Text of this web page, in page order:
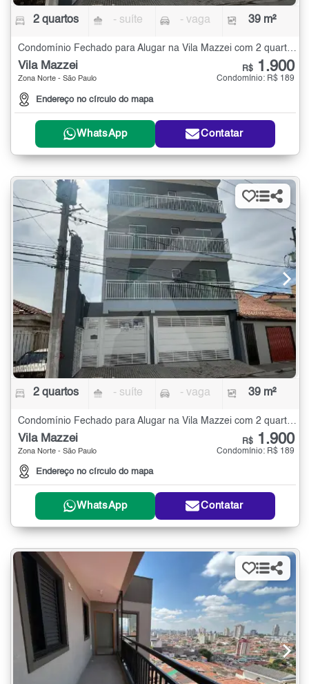
2 quartos - suíte - vaga 39 m²
Condomínio Fechado para Alugar na Vila Mazzei com 2 quartos - 39 m²
Vila Mazzei
Zona Norte - São Paulo
Endereço no círculo do mapa
R$ 1.900
Condomínio: R$ 189
WhatsApp Contatar
2 quartos - suíte - vaga 39 m²
Vila Mazzei
Zona Norte - São Paulo
Endereço no círculo do mapa
R$ 1.900
Condomínio: R$ 189
WhatsApp Contatar